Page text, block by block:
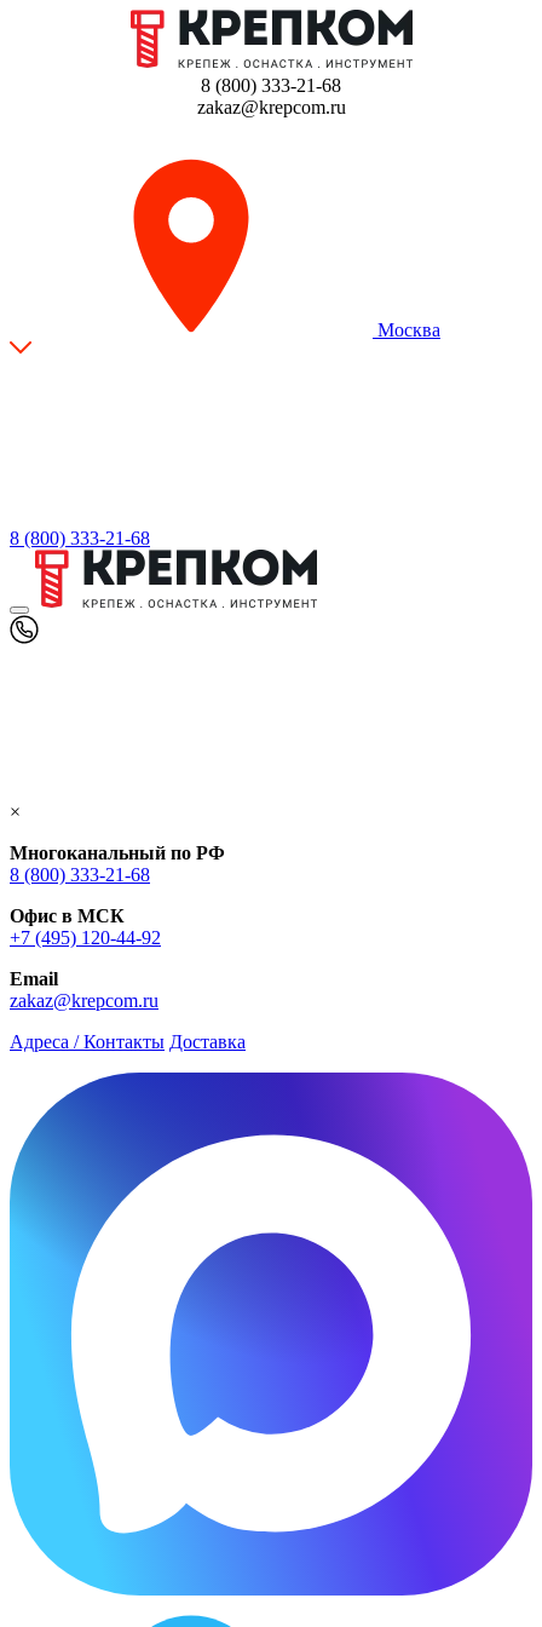
8 (800) 333-21-68
zakaz@krepcom.ru
Москва
8 (800) 333-21-68
×
Многоканальный по РФ
8 (800) 333‑21-68
Офис в МСК
+7 (495) 120-44-92
Email
zakaz@krepcom.ru
Адреса / Контакты Доставка